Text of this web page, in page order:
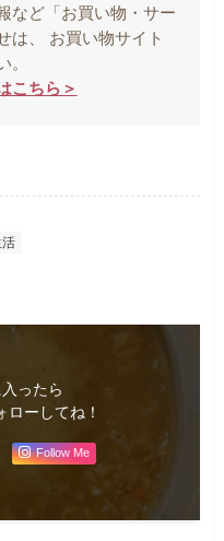
など「お買い物・サー
は、 お買い物サイト
。
こちら＞
活
ったら
ローしてね！
Follow Me